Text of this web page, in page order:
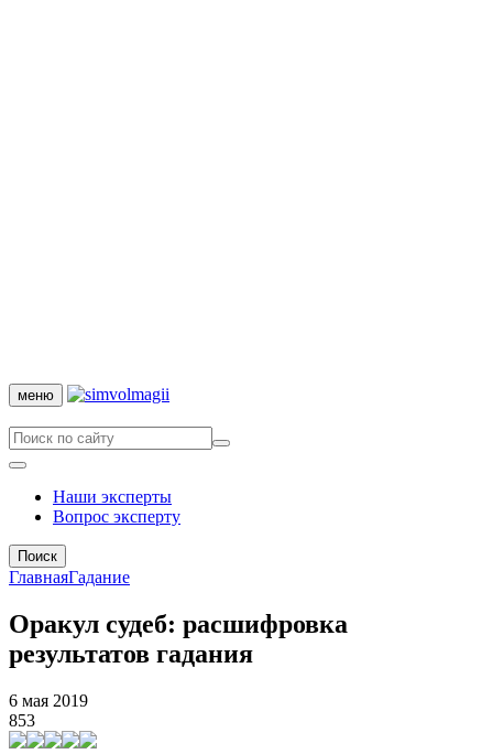
меню
Наши эксперты
Вопрос эксперту
Поиск
ГлавнаяГадание
Оракул судеб: расшифровка
результатов гадания
6 мая 2019
853